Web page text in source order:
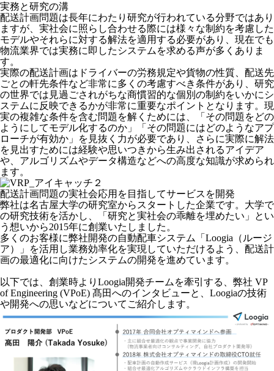
実務と研究の溝
配送計画問題は長年にわたり研究が行われている分野ではあり
ますが、実社会に照らし合わせる際には様々な制約を考慮した
モデルやそれらに対する解法を適用する必要があり、現在でも
物流業界では実務に即したシステムを求める声が多くありま
す。
実際の配送計画はドライバーの労務規定や貨物の性質、配送先
ごとの軒先条件など非常に多くの考慮すべき条件があり、研究
の世界では見過ごされがちな商慣習的な個別の制約をいかにシ
ステムに反映できるかが非常に重要なポイントとなります。現
実の複雑な条件を含む問題を解くためには、「その問題をどの
ようにしてモデル化するのか」「その問題にはどのようなアプ
ローチが有効か」を見抜く力が必要であり、さらに実際に解法
を見出すためには経験や思いつきから生み出されるアイデア
や、アルゴリズムやデータ構造などへの高度な知識が求められ
ます。
配送計画問題の実社会応用を目指してサービスを開発
弊社は名古屋大学の研究室からスタートした企業です。大学で
の研究技術を活かし、「研究と実社会の乖離を埋めたい」とい
う想いから2015年に創業いたしました。
多くのお客様に弊社開発の自動配車システム「Loogia（ルージ
ア）」を活用し業務効率化を実現していただけるよう、配送計
画の最適化に向けたシステムの開発を進めています。
以下では、創業時よりLoogia開発チームを牽引する、弊社 VP
of Engineering (VPoE) 髙田へのインタビューと、Loogiaの技術
や開発への思いなどについてご紹介します。